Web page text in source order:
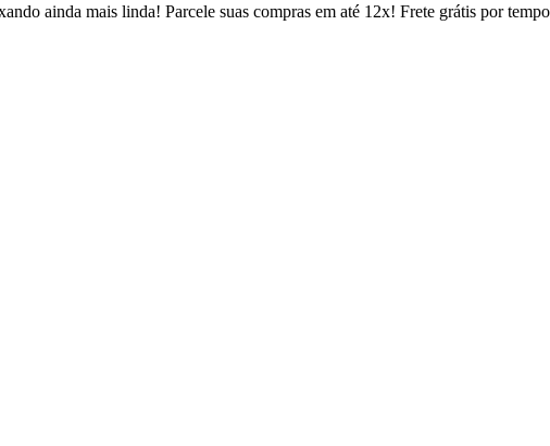
ainda mais linda! Parcele suas compras em até 12x! Frete grátis por